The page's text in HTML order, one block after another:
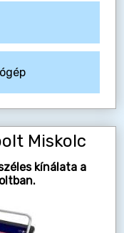
Miskolc
kínálata a